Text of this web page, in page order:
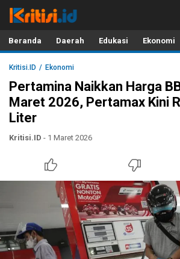
Kritisi.ID
Kritik untuk Negeri!
Beranda Daerah Edukasi Ekonomi
Kritisi.ID Ekonomi
Pertamina Naikkan Harga
Maret 2026, Pertamax Kini
Liter
Kritisi.ID - 1 Maret 2026